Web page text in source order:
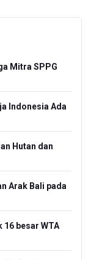
Mitra SPPG
Indonesia Ada
Hutan dan
Arak Bali pada
besar WTA